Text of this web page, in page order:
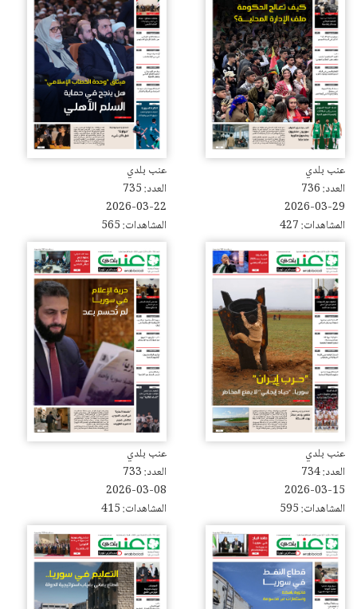
عنب بلدي
العدد: 736
2026-03-29
المشاهدات: 427
عنب بلدي
العدد: 735
2026-03-22
المشاهدات: 565
عنب بلدي
العدد: 734
2026-03-15
المشاهدات: 595
عنب بلدي
العدد: 733
2026-03-08
المشاهدات: 415